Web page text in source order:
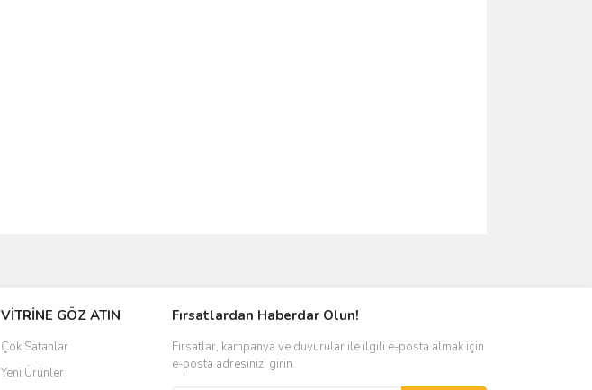
VİTRİNE GÖZ ATIN
Çok Satanlar
Yeni Ürünler
Fırsatlardan Haberdar Olun!
Fırsatlar, kampanya ve duyurular ile ilgili e-posta almak için
e-posta adresinizi girin.